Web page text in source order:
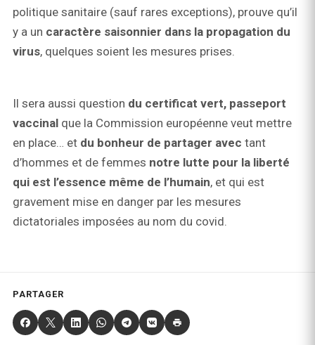
politique sanitaire (sauf rares exceptions), prouve qu’il
y a un caractère saisonnier dans la propagation du
virus, quelques soient les mesures prises.
Il sera aussi question du certificat vert, passeport
vaccinal que la Commission européenne veut mettre
en place… et du bonheur de partager avec tant
d’hommes et de femmes notre lutte pour la liberté
qui est l’essence même de l’humain, et qui est
gravement mise en danger par les mesures
dictatoriales imposées au nom du covid.
PARTAGER